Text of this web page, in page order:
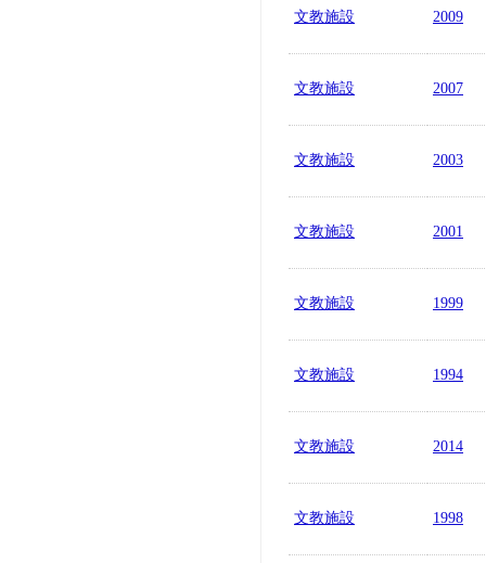
文教施設 2009
文教施設 2007
文教施設 2003
文教施設 2001
文教施設 1999
文教施設 1994
文教施設 2014
文教施設 1998